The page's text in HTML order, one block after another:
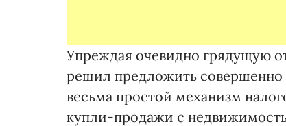
Упреждая очевидно грядущую
решил предложить совершенно
весьма простой механизм
купли-продажи с